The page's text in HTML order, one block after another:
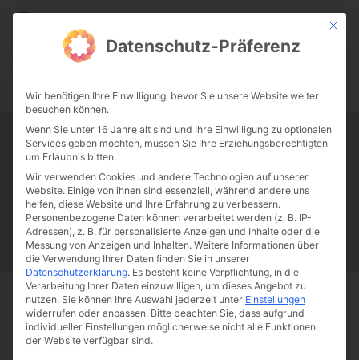
CATHWALK.DE
0:00 -:--
Tag:Gesicht
Papst Franziskus Ehe Sex Liebe Familie
Katholizismus
Franziskus
50 Jahre Humanae vitae Katholische Kirche
Start Schlagworte Gesicht
Mit
Datenschutz-Präferenz
Wir benötigen Ihre Einwilligung, bevor Sie unsere Website weiter
besuchen können.
Wenn Sie unter 16 Jahre alt sind und Ihre Einwilligung zu optionalen
Services geben möchten, müssen Sie Ihre Erziehungsberechtigten
um Erlaubnis bitten.
Wir verwenden Cookies und andere Technologien auf unserer
Website. Einige von ihnen sind essenziell, während andere uns
helfen, diese Website und Ihre Erfahrung zu verbessern.
Personenbezogene Daten können verarbeitet werden (z. B. IP-
Adressen), z. B. für personalisierte Anzeigen und Inhalte oder die
Messung von Anzeigen und Inhalten. Weitere Informationen über
die Verwendung Ihrer Daten finden Sie in unserer
Datenschutzerklärung. Es besteht keine Verpflichtung, in die
Verarbeitung Ihrer Daten einzuwilligen, um dieses Angebot zu
nutzen. Sie können Ihre Auswahl jederzeit unter Einstellungen
widerrufen oder anpassen. Bitte beachten Sie, dass aufgrund
individueller Einstellungen möglicherweise nicht alle Funktionen
der Website verfügbar sind.